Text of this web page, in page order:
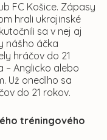
FC Košice. Zápasy
hrali ukrajinské
sa v nej aj
nášho áčka
hráčov do 21
– Anglicko alebo
Už onedlho sa
do 21 rokov.
tréningového